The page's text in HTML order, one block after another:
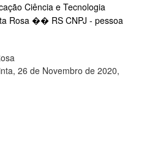
Ciência e Tecnologia
Rosa �� RS CNPJ - pessoa
26 de Novembro de 2020,